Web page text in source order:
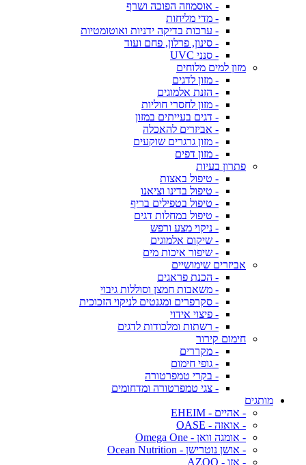
- אוסמוזה הפוכה ושרף
- מדי מליחות
- ערכות בדיקה ידניות ואוטומטיות
- סינון, פרלון, פחם ועוד
- סנני UVC
מזון למים מלוחים
- מזון לדגים
- הזנת אלמוגים
- מזון לחסרי חוליות
- דגים בעייתים במזון
- אביזרים להאכלה
- מזון גרגרים שוקעים
- מזון דפים
פתרון בעיות
- טיפול באצות
- טיפול בדינו וציאנו
- טיפול בטפילים בריף
- טיפול במחלות דגים
- ניקוי מצע ורפש
- שיקום אלמוגים
- שיפור איכות מים
אביזרים שימושיים
- הכנת פראגים
- משאבות חמצן וסוללות גיבוי
- סקרפרים ומגנטים לניקוי הזכוכית
- פיצוי אידוי
- רשתות ומלכודות לדגים
חימום קירור
- מקררים
- גופי חימום
- בקרי טמפרטורה
- צגי טמפרטורה ומדחומים
מותגים
- אהיים - EHEIM
- אואזה - OASE
- אומגה וואן - Omega One
- אושן נוטרישן - Ocean Nutrition
- אזו - AZOO